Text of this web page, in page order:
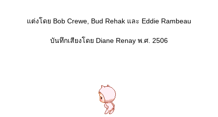
ต่งโดย Bob Crewe, Bud Rehak และ Eddie Rambeau
บันทึกเสียงโดย Diane Renay พ.ศ. 2506